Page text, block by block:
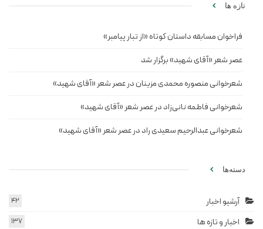
تازه ها
فراخوان مسابقه داستان کوتاه «از تبار پیامبر»
عصر شعر «آقای شهید» برگزار شد
شعرخوانی منصوره محمدی مزینان در عصر شعر «آقای شهید»
شعرخوانی فاطمه نانی‌زاد در عصر شعر «آقای شهید»
شعرخوانی عبدالرحیم سعیدی راد در عصر شعر «آقای شهید»
دسته‌ها
آرشیو اخبار 42
اخبار و تازه ها 137